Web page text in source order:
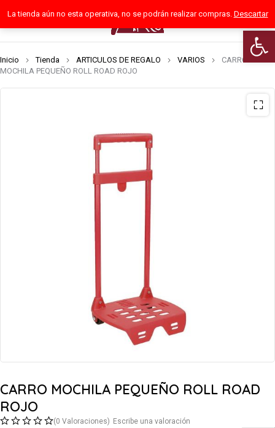
Abrir
La tienda aún no esta operativa, no se podrán realizar compras. Descartar
0
Inicio Tienda ARTICULOS DE REGALO VARIOS
CARRO
MOCHILA PEQUEÑO ROLL ROAD ROJO
CARRO MOCHILA PEQUEÑO ROLL ROAD
ROJO
(0 Valoraciones) Escribe una valoración